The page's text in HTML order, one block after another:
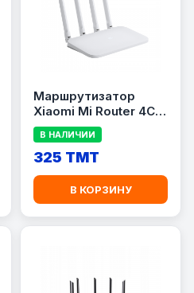
Маршрутизатор
Xiaomi Mi Router 4C
Global, Wi-Fi N300
В НАЛИЧИИ
325 TMT
В КОРЗИНУ